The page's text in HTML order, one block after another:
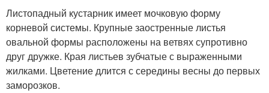
Листопадный кустарник имеет мочковую форму
корневой системы. Крупные заостренные листья
овальной формы расположены на ветвях супротивно
друг дружке. Края листьев зубчатые с выраженными
жилками. Цветение длится с середины весны до первых
заморозков.